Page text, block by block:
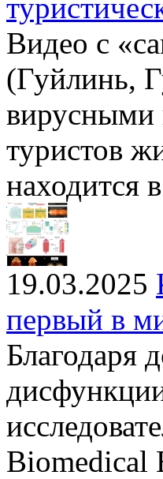
Видео с
(Гуйлинь,
вирусными
туристов
находится
19.03.2025
первый в
Благодаря
Biomedical